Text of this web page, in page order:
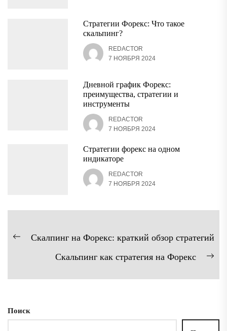
Стратегии Форекс: Что такое
скальпинг?
REDACTOR
7 НОЯБРЯ 2024
Дневной график Форекс:
преимущества, стратегии и
инструменты
REDACTOR
7 НОЯБРЯ 2024
Стратегии форекс на одном
индикаторе
REDACTOR
7 НОЯБРЯ 2024
Навигация
Предыдущая
Скалпинг на Форекс: краткий обзор стратегий
Скальпинг как стратегия на Форекс
Поиск